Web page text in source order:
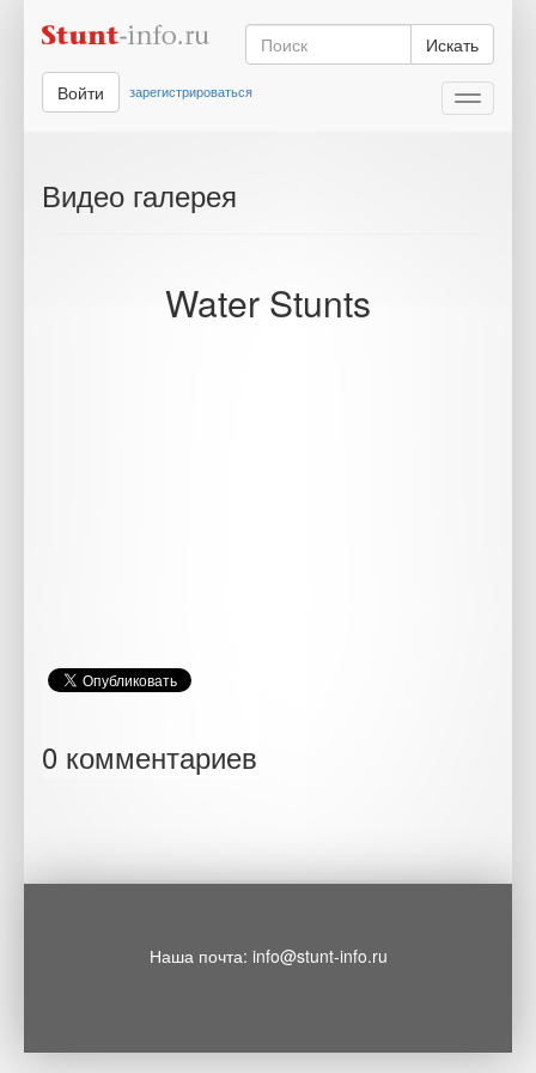
Искать
Toggle
Войти зарегистрироваться
Видео галерея
Water Stunts
0 комментариев
Наша почта: info@stunt-info.ru